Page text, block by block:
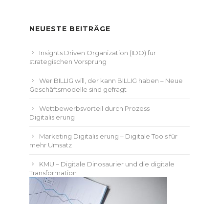
NEUESTE BEITRÄGE
Insights Driven Organization (IDO) für
strategischen Vorsprung
Wer BILLIG will, der kann BILLIG haben – Neue
Geschäftsmodelle sind gefragt
Wettbewerbsvorteil durch Prozess
Digitalisierung
Marketing Digitalisierung – Digitale Tools für
mehr Umsatz
KMU – Digitale Dinosaurier und die digitale
Transformation